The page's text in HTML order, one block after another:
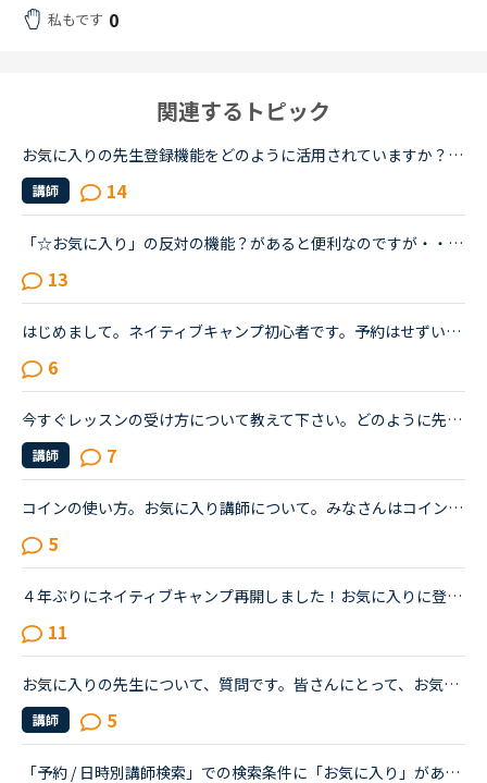
私もです 0
関連するトピック
お気に入りの先生登録機能をどのように活用されていますか？「お気に入り」と「特にお気に入り」のパターンが欲しいと思うことないですか？★★★★私は「この先生、またレッスン受けたいな」と思うとお気に入りに登...
講師 14
「☆お気に入り」の反対の機能？があると便利なのですが・・・・（失礼だったらすみませんが、やはり相性があると思うので、あくまで自分の確認のためです）まだ始めたばかりで、まずはお気に入りの先生をたくさん...
13
はじめまして。ネイティブキャンプ初心者です。予約はせずいますぐをメインでやっているのですが、講師選びに苦労しています。オンラインになっている講師で良さそうな人のプロフィールや評価など確認していると...
6
今すぐレッスンの受け方について教えて下さい。どのように先生を選んで受けてますか？最近予約が必要な人気講師以外に、今すぐレッスンを受ける時によく青の先生の中にもお気に入りの先生が何人かできてきました...
講師 7
コインの使い方。お気に入り講師について。みなさんはコインはどのように使ってますか？私はカランをしてるので、コインはその授業に当ててます。それ以外は使ってませんがカランしてるとお金がすごくかかってし...
5
４年ぶりにネイティブキャンプ再開しました！お気に入りに登録していた講師との再会について。前回の履歴を引き継げるため、お気に入り講師の登録も残っていて、まだ講師を続けていらっしゃる方ばかりでうれしく...
11
お気に入りの先生について、質問です。皆さんにとって、お気に入りの先生は、どのようなことでお気に入りでしょうか？私は今まで、レッスンした先生をとりあえず、全てお気に入りに追加しています、、、
講師 5
「予約 / 日時別講師検索」での検索条件に「お気に入り」があるとあったらいいなと思いませんか？現在は検索条件として指定できる特徴として「NEW」「日本語OK」「フリートークが得意」の3つがありますが、これに...